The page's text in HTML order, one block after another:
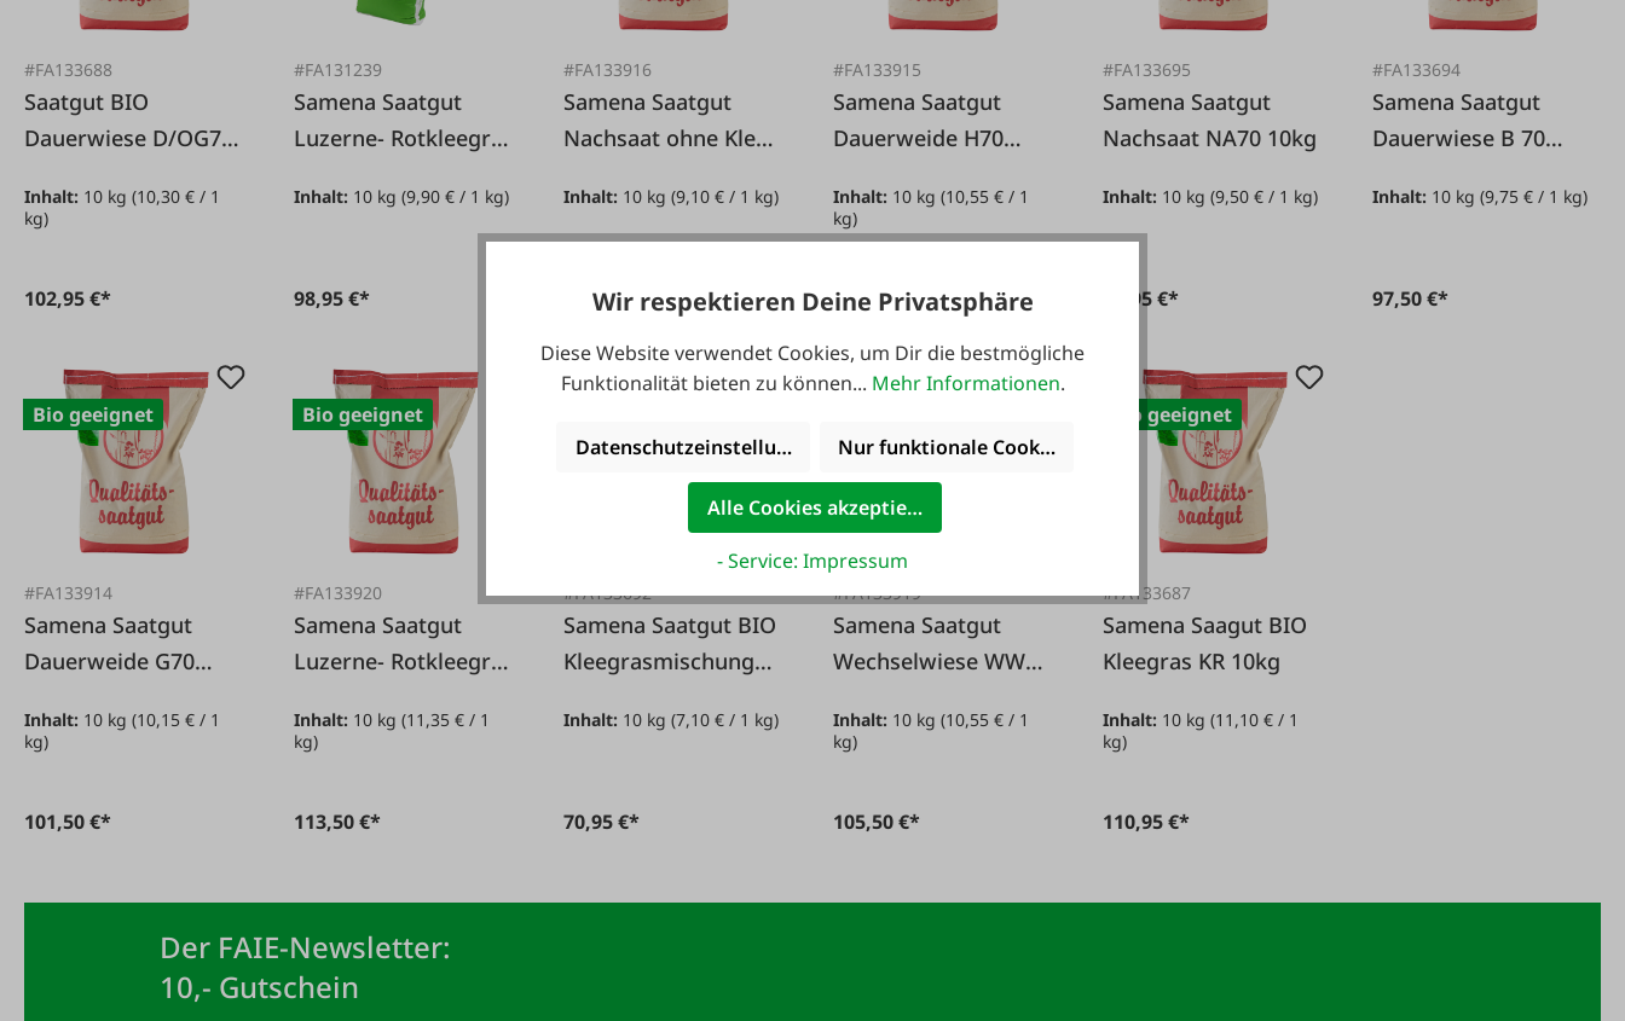
#FA133688
Saatgut BIO
Dauerwiese D/OG70
Inhalt: 10 kg (10,30 € / 1
kg)
102,95 €*
#FA131239
Samena Saatgut
Luzerne- Rotkleegras
Inhalt: 10 kg(9,90 € / 1 kg)
98,95 €*
#FA133916
Samena Saatgut
Nachsaat ohne Klee
Inhalt: 10 kg(9,10 € / 1 kg)
90,95 €*
#FA133915
Samena Saatgut
Dauerweide H70
Inhalt: 10 kg(10,55 € / 1
kg)
105,50 €*
#FA133695
Samena Saatgut
Nachsaat NA70 10kg
Inhalt: 10 kg(9,50 € / 1 kg)
94,95 €*
#FA133694
Samena Saatgut
Dauerwiese B 70
Inhalt: 10 kg(9,75 € / 1 kg)
97,50 €*
Bio geeignet
#FA133914
Samena Saatgut
Dauerweide G70
Inhalt: 10 kg (10,15 € / 1
kg)
101,50 €*
Bio geeignet
#FA133920
Samena Saatgut
Luzerne- Rotkleegras
Inhalt: 10 kg(11,35 € / 1
kg)
113,50 €*
#FA133692
Samena Saatgut BIO
Kleegrasmischung
Inhalt: 10 kg(7,10 € / 1 kg)
70,95 €*
#FA133919
Samena Saatgut
Wechselwiese WW70
Inhalt: 10 kg(10,55 € / 1
kg)
105,50 €*
Bio geeignet
#FA133687
Samena Saagut BIO
Kleegras KR 10kg
Inhalt: 10 kg(11,10 € / 1
kg)
110,95 €*
Der FAIE-Newsletter:
10,- Gutschein
Wir respektieren Deine Privatsphäre
Diese Website verwendet Cookies, um Dir die bestmögliche
Funktionalität bieten zu können... Mehr Informationen.
Datenschutzeinstellungen Nur funktionale Cookies akzeptieren
Alle Cookies akzeptieren
- Service: Impressum